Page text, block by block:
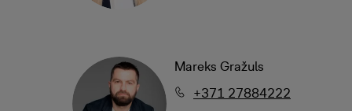
Mareks Gražuls
+371 27884222